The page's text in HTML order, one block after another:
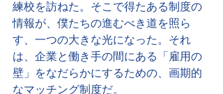
練校を訪ねた。そこで得たある制度の
情報が、僕たちの進むべき道を照ら
す、一つの大きな光になった。それ
は、企業と働き手の間にある「雇用の
壁」をなだらかにするための、画期的
なマッチング制度だ。